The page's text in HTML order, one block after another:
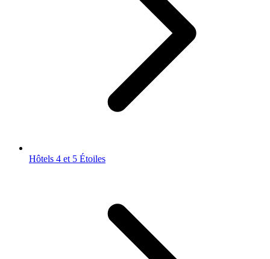
Hôtels 4 et 5 Étoiles